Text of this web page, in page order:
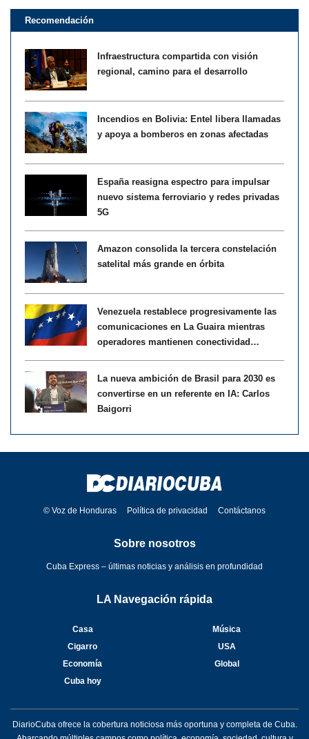
Recomendación
Infraestructura compartida con visión
regional, camino para el desarrollo
Incendios en Bolivia: Entel libera llamadas
y apoya a bomberos en zonas afectadas
España reasigna espectro para impulsar
nuevo sistema ferroviario y redes privadas
5G
Amazon consolida la tercera constelación
satelital más grande en órbita
Venezuela restablece progresivamente las
comunicaciones en La Guaira mientras
operadores mantienen conectividad
La nueva ambición de Brasil para 2030 es
convertirse en un referente en IA: Carlos
Baigorri
© Voz de Honduras Política de privacidad Contáctanos
Sobre nosotros
Cuba Express – últimas noticias y análisis en profundidad
LA Navegación rápida
Casa
Música
Cigarro
USA
Economía
Global
Cuba hoy
DiarioCuba ofrece la cobertura noticiosa más oportuna y completa de Cuba.